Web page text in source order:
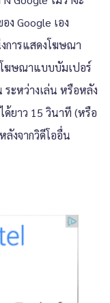
Google เอง
การแสดงโฆษณา
ฆษณาแบบบัมเปอร์
ะหว่างเล่น หรือหลัง
ยาว 15 วินาที (หรือ
ลังจากวิดีโออื่น